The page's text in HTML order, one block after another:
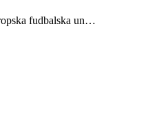
fudbalska un…